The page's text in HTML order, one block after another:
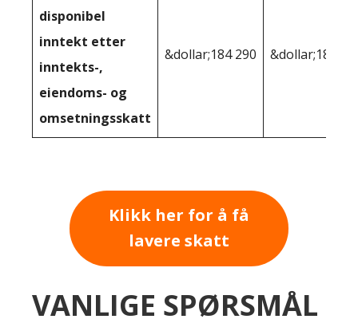
disponibel
inntekt etter
inntekts-,
eiendoms- og
omsetningsskatt
&dollar;184 290
Klikk her for å få
lavere skatt
VANLIGE SPØRSMÅL